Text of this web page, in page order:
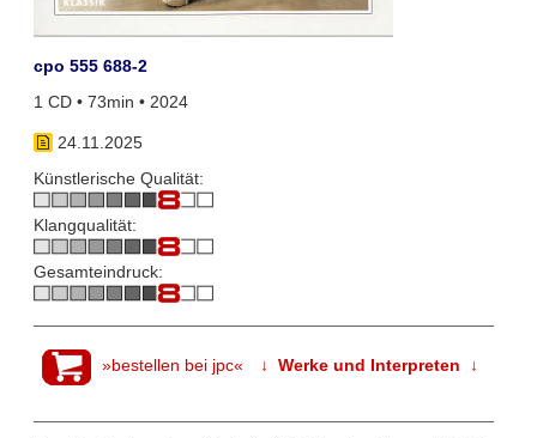
cpo 555 688-2
1 CD • 73min • 2024
24.11.2025
Künstlerische Qualität:
Klangqualität:
Gesamteindruck:
»bestellen bei jpc« ↓ Werke und Interpreten ↓